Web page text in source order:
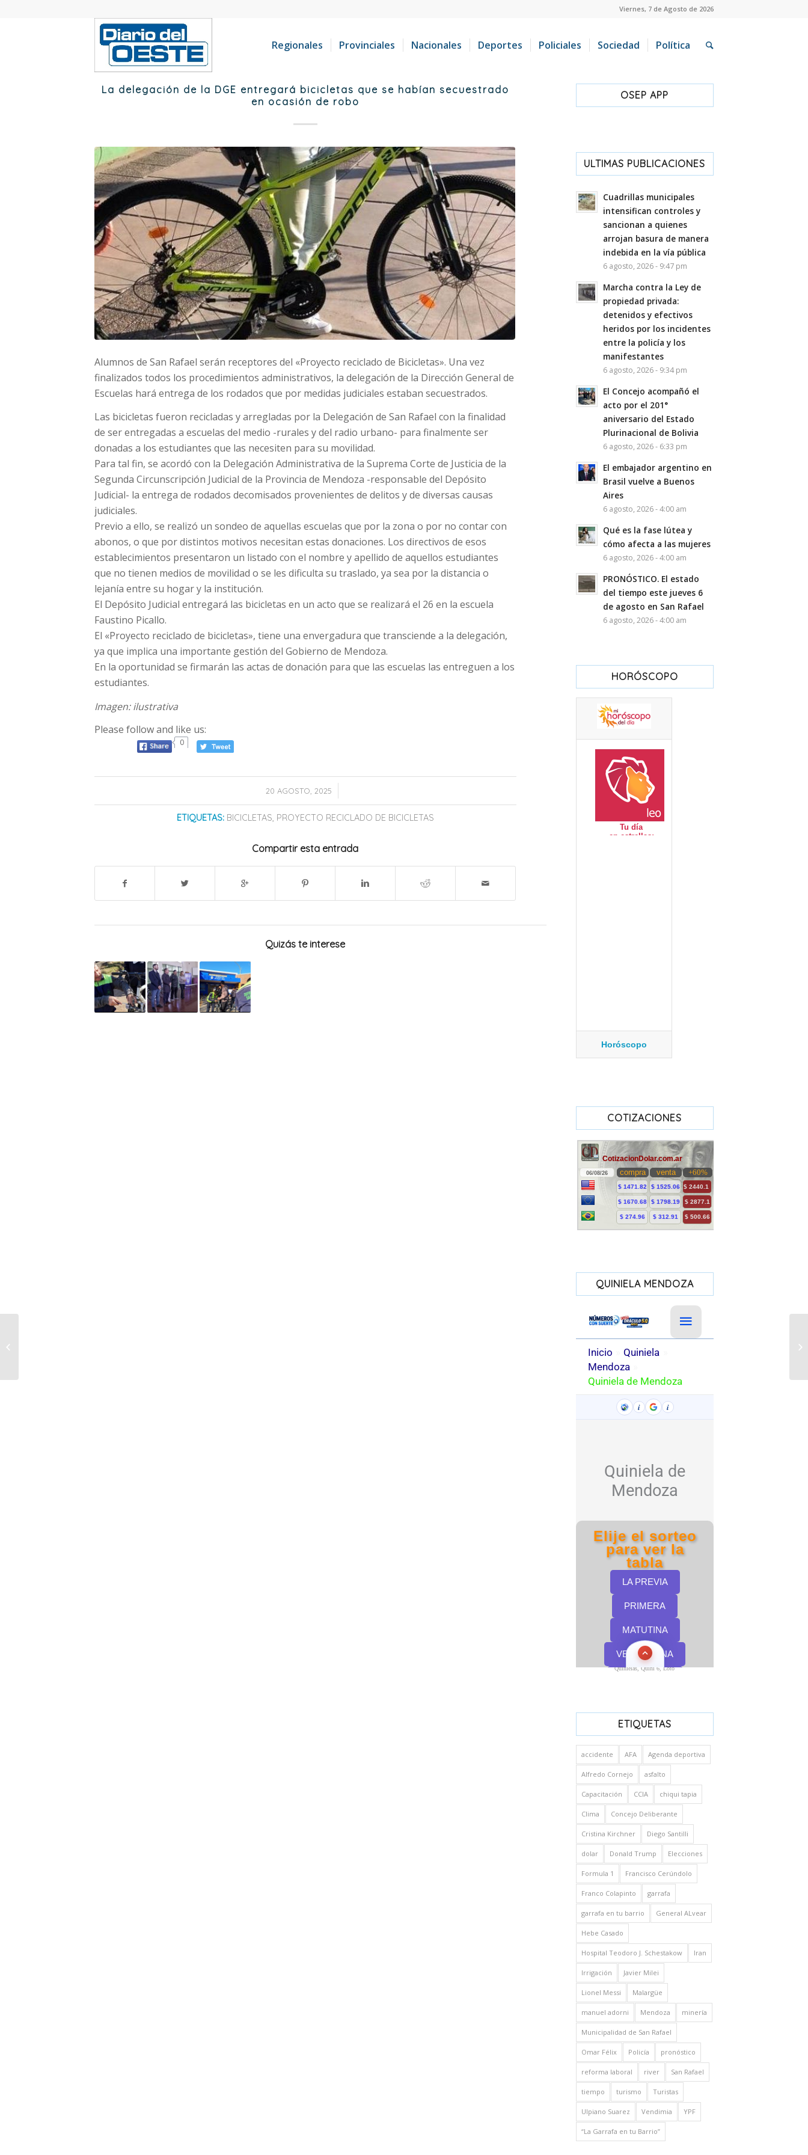
Viernes, 7 de Agosto de 2026
Regionales Provinciales Nacionales Deportes Policiales Sociedad Política
La delegación de la DGE entregará bicicletas que se habían secuestrado
en ocasión de robo
Alumnos de San Rafael serán receptores del «Proyecto reciclado de Bicicletas». Una vez
finalizados todos los procedimientos administrativos, la delegación de la Dirección General de
Escuelas hará entrega de los rodados que por medidas judiciales estaban secuestrados.
Las bicicletas fueron recicladas y arregladas por la Delegación de San Rafael con la finalidad
de ser entregadas a escuelas del medio -rurales y del radio urbano- para finalmente ser
donadas a los estudiantes que las necesiten para su movilidad.
Para tal fin, se acordó con la Delegación Administrativa de la Suprema Corte de Justicia de la
Segunda Circunscripción Judicial de la Provincia de Mendoza -responsable del Depósito
Judicial- la entrega de rodados decomisados provenientes de delitos y de diversas causas
judiciales.
Previo a ello, se realizó un sondeo de aquellas escuelas que por la zona o por no contar con
abonos, o que por distintos motivos necesitan estas donaciones. Los directivos de esos
establecimientos presentaron un listado con el nombre y apellido de aquellos estudiantes
que no tienen medios de movilidad o se les dificulta su traslado, ya sea por la distancia o
lejanía entre su hogar y la institución.
El Depósito Judicial entregará las bicicletas en un acto que se realizará el 26 en la escuela
Faustino Picallo.
El «Proyecto reciclado de bicicletas», tiene una envergadura que transciende a la delegación,
ya que implica una importante gestión del Gobierno de Mendoza.
En la oportunidad se firmarán las actas de donación para que las escuelas las entreguen a los
estudiantes.
Imagen: ilustrativa
Please follow and like us:
0
20 AGOSTO, 2025
/
ETIQUETAS: BICICLETAS, PROYECTO RECICLADO DE BICICLETAS
Compartir esta entrada
Quizás te interese
OSEP APP
ULTIMAS PUBLICACIONES
Cuadrillas municipales
intensifican controles y
sancionan a quienes
arrojan basura de manera
indebida en la vía pública
6 agosto, 2026 - 9:47 pm
Marcha contra la Ley de
propiedad privada:
detenidos y efectivos
heridos por los incidentes
entre la policía y los
manifestantes
6 agosto, 2026 - 9:34 pm
El Concejo acompañó el
acto por el 201°
aniversario del Estado
Plurinacional de Bolivia
6 agosto, 2026 - 6:33 pm
El embajador argentino en
Brasil vuelve a Buenos
Aires
6 agosto, 2026 - 4:00 am
Qué es la fase lútea y
cómo afecta a las mujeres
6 agosto, 2026 - 4:00 am
PRONÓSTICO. El estado
del tiempo este jueves 6
de agosto en San Rafael
6 agosto, 2026 - 4:00 am
HORÓSCOPO
Horóscopo
COTIZACIONES
QUINIELA MENDOZA
Quinielas, Quini 6, Loto
ETIQUETAS
accidente AFA Agenda deportiva
Alfredo Cornejo asfalto
Capacitación CCIA chiqui tapia
Clima Concejo Deliberante
Cristina Kirchner Diego Santilli
dolar Donald Trump Elecciones
Formula 1 Francisco Cerúndolo
Franco Colapinto garrafa
garrafa en tu barrio General ALvear
Hebe Casado
Hospital Teodoro J. Schestakow Iran
Irrigación Javier Milei
Lionel Messi Malargüe
manuel adorni Mendoza minería
Municipalidad de San Rafael
Omar Félix Policía pronóstico
reforma laboral river San Rafael
tiempo turismo Turistas
Ulpiano Suarez Vendimia YPF
“La Garrafa en tu Barrio”